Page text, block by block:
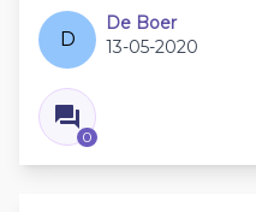
D
De Boer
13-05-2020
0